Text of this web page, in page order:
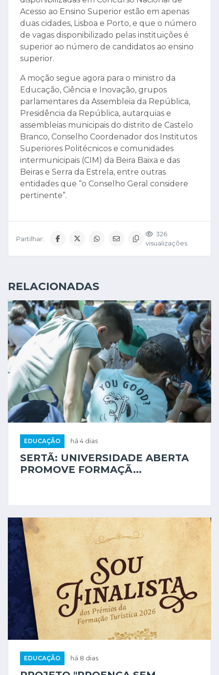
Acesso ao Ensino Superior estão em apenas
duas cidades, Lisboa e Porto, e que o número
de vagas disponibilizado pelas instituições é
superior ao número de candidatos ao ensino
superior.
A moção segue agora para o ministro da
Educação, Ciência e Inovação, grupos
parlamentares da Assembleia da República,
Presidência da República, autarquias e
assembleias municipais do distrito de Castelo
Branco, Conselho Coordenador dos Institutos
Superiores Politécnicos e comunidades
intermunicipais (CIM) da Beira Baixa e das
Beiras e Serra da Estrela, entre outras
entidades que “o Conselho Geral considere
pertinente”.
Partilhar:
326
visualizações
RELACIONADAS
EDUCAÇÃO há 4 dias
SERTÃ: UNIVERSIDADE ABERTA
PROMOVE FORMAÇÃ...
EDUCAÇÃO há 8 dias